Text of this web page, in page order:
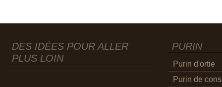
DES IDÉES POUR ALLER
PLUS LOIN
PURIN
Purin d'ortie
Purin de